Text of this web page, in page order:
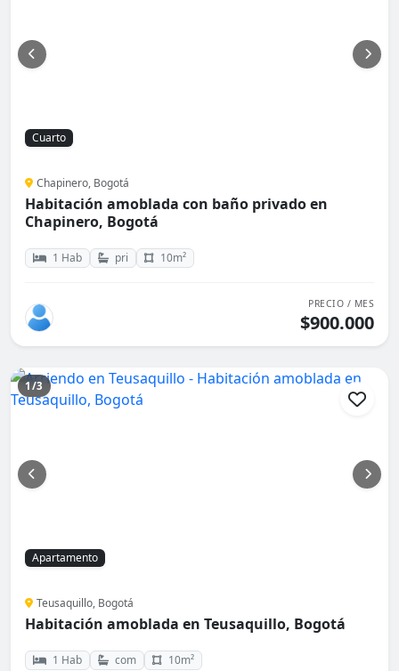
Cuarto
Chapinero, Bogotá
Habitación amoblada con baño privado en
Chapinero, Bogotá
1 Hab pri 10m²
PRECIO / MES
$900.000
1/3
Apartamento
Teusaquillo, Bogotá
Habitación amoblada en Teusaquillo, Bogotá
1 Hab com 10m²